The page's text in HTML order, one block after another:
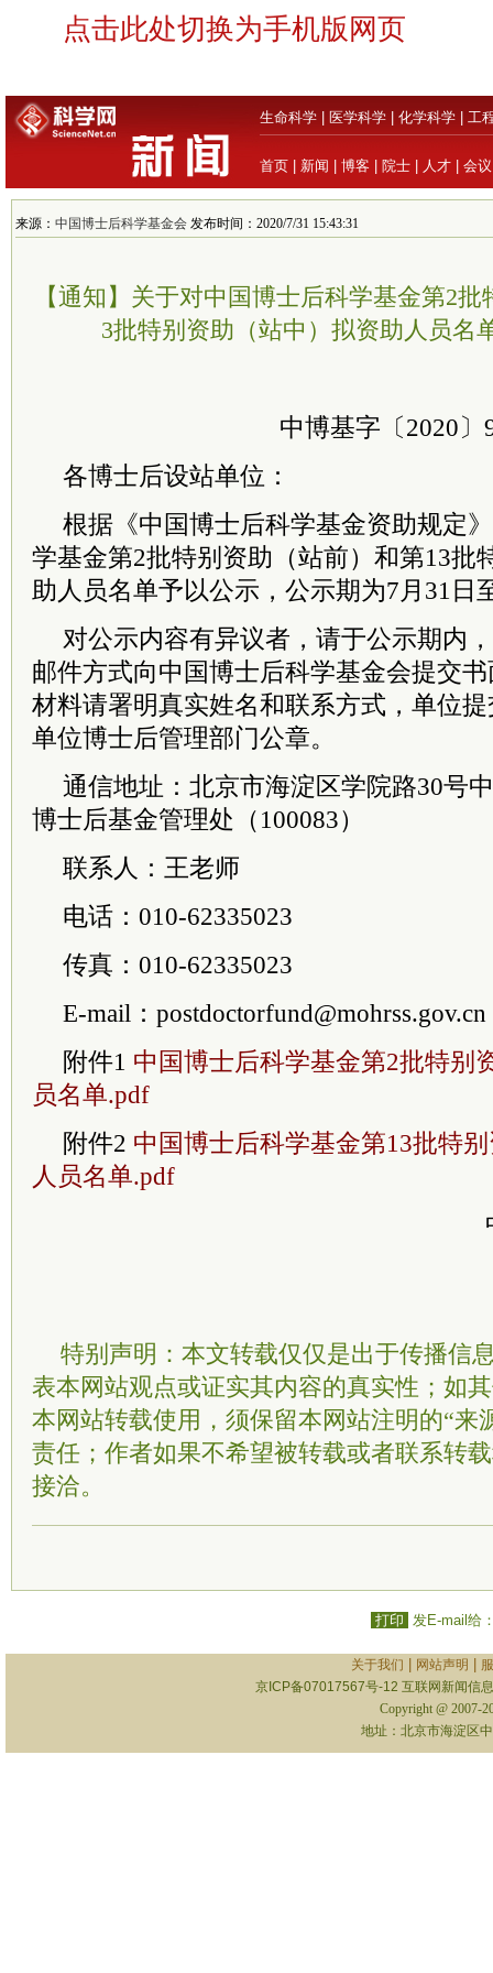
点击此处切换为手机版网页
生命科学 医学科学 化学科学 工
首页 新闻 博客 院士 人才 会议
来源： 中国博士后科学基金会 发布时间：2020/7/31 15:43:31
【通知】关于对中国博士后科学基金第2
3批特别资助（站中）拟资助人员名
中博基字〔2020〕
各博士后设站单位：
根据《中国博士后科学基金资助规定
学基金第2批特别资助（站前）和第13批
助人员名单予以公示，公示期为7月31日
对公示内容有异议者，请于公示期内
邮件方式向中国博士后科学基金会提交
材料请署明真实姓名和联系方式，单位
单位博士后管理部门公章。
通信地址：北京市海淀区学院路30号
博士后基金管理处（100083）
联系人：王老师
电话：010-62335023
传真：010-62335023
E-mail：postdoctorfund@mohrss.gov.cn
附件1 中国博士后科学基金第2批特别
员名单.pdf
附件2 中国博士后科学基金第13批特
人员名单.pdf
特别声明：本文转载仅仅是出于传播信
表本网站观点或证实其内容的真实性；如
本网站转载使用，须保留本网站注明的“来
责任；作者如果不希望被转载或者联系转
接洽。
打印 发E-mail给
关于我们 网站声明
京ICP备07017567号-12 互联网新闻信
Copyright @ 2007-
地址：北京市海淀区